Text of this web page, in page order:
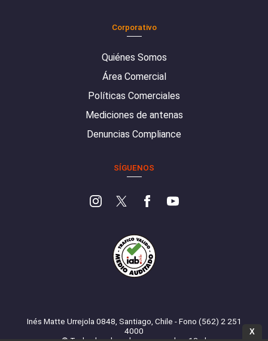
Corporativo
Quiénes Somos
Área Comercial
Políticas Comerciales
Mediciones de antenas
Denuncias Compliance
SÍGUENOS
Inés Matte Urrejola 0848, Santiago, Chile - Fono (562) 2 251
4000
X